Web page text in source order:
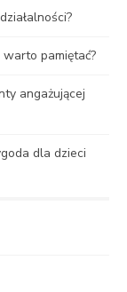
pamiętać?
angażującej
dla dzieci